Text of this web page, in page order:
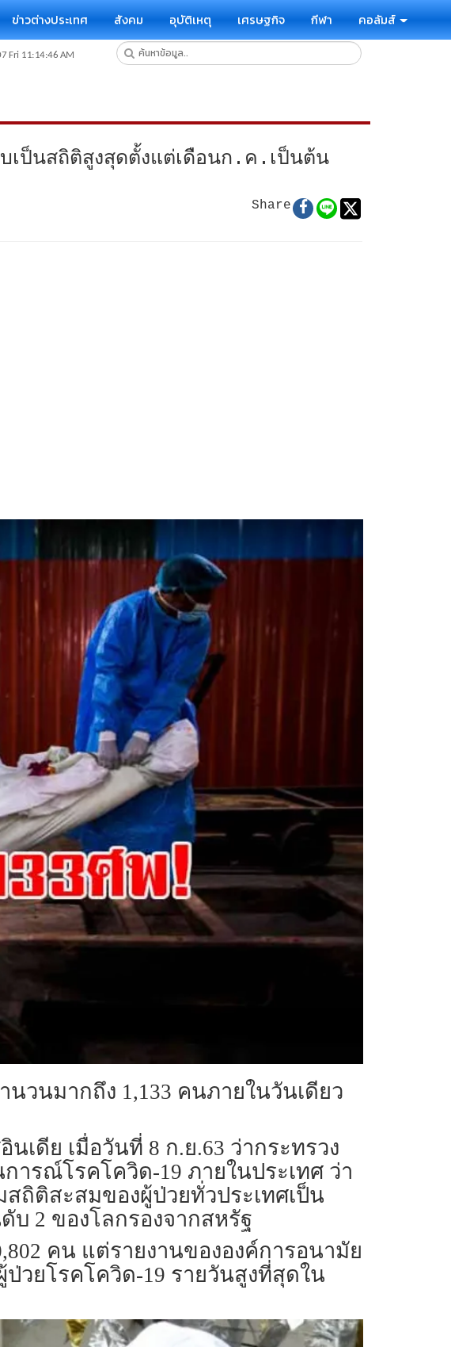
ข่าวต่างประเทศ สังคม อุบัติเหตุ เศรษฐกิจ กีฬา คอลัมส์
เป็นสถิติสูงสุดตั้งแต่เดือนก.ค.เป็นต้น
Share
นวนมากถึง 1,133 คนภายในวันเดียว
เดีย เมื่อวันที่ 8 ก.ย.63 ว่ากระทรวง
ารณ์โรคโควิด-19 ภายในประเทศ ว่า
ถิติสะสมของผู้ป่วยทั่วประเทศเป็น
บ 2 ของโลกรองจากสหรัฐ
คน แต่รายงานขององค์การอนามัย
ป่วยโรคโควิด-19 รายวันสูงที่สุดใน